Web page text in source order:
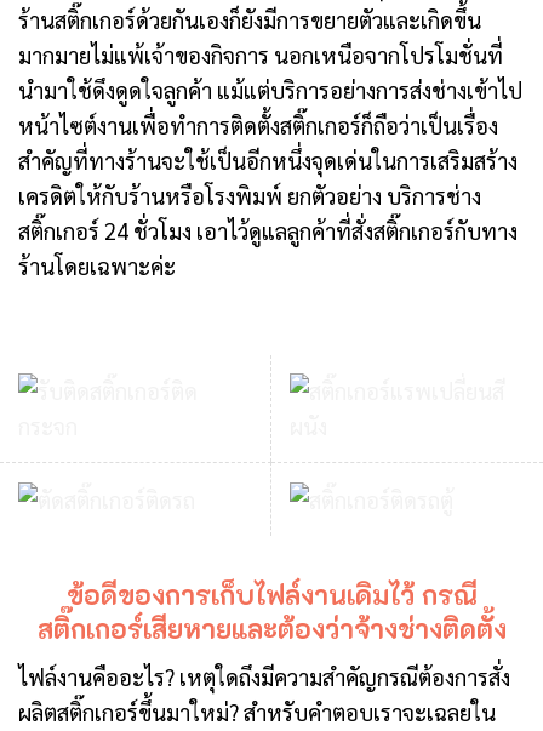
ร้านสติ๊กเกอร์ด้วยกันเองก็ยังมีการขยายตัวและเกิดขึ้น
มากมายไม่แพ้เจ้าของกิจการ นอกเหนือจากโปรโมชั่นที่
นำมาใช้ดึงดูดใจลูกค้า แม้แต่บริการอย่างการส่งช่างเข้าไป
หน้าไซต์งานเพื่อทำการติดตั้งสติ๊กเกอร์ก็ถือว่าเป็นเรื่อง
สำคัญที่ทางร้านจะใช้เป็นอีกหนึ่งจุดเด่นในการเสริมสร้าง
เครดิตให้กับร้านหรือโรงพิมพ์ ยกตัวอย่าง บริการช่าง
สติ๊กเกอร์ 24 ชั่วโมง เอาไว้ดูแลลูกค้าที่สั่งสติ๊กเกอร์กับทาง
ร้านโดยเฉพาะค่ะ
ข้อดีของการเก็บไฟล์งานเดิมไว้ กรณี
สติ๊กเกอร์เสียหายและต้องว่าจ้างช่างติดตั้ง
ไฟล์งานคืออะไร? เหตุใดถึงมีความสำคัญกรณีต้องการสั่ง
ผลิตสติ๊กเกอร์ขึ้นมาใหม่? สำหรับคำตอบเราจะเฉลยใน